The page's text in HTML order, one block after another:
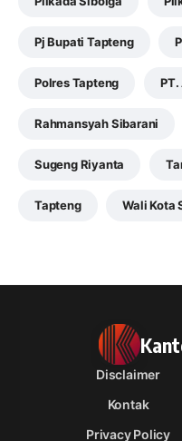
Pj Bupati Tapteng
Polres Tapteng PT.
Rahmansyah Sibarani
Sugeng Riyanta
Tapteng Wali Kota
Disclaimer
Kontak
Privacy Policy